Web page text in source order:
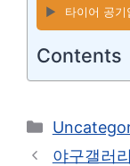
▶️ 타이어 공
Contents
카
테
야구갤러